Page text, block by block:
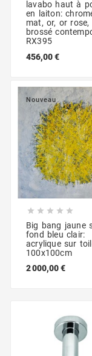
lavabo haut à
en laiton:
mat, or, or rose,
brossé
RX395
456,00 €
Nouveau
    
Big bang jaune
fond bleu clair:
acrylique sur
100x100cm
2 000,00 €